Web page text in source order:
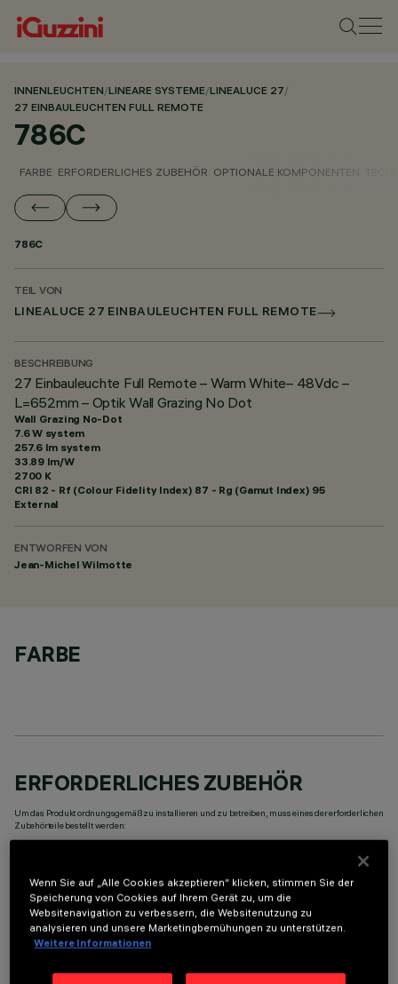
INNENLEUCHTEN/LINEARE SYSTEME/LINEALUCE 27/
27 EINBAULEUCHTEN FULL REMOTE
786C
FARBE ERFORDERLICHES ZUBEHÖR OPTIONALE KOMPONENTEN
786C
TEIL VON
LINEALUCE 27 EINBAULEUCHTEN FULL REMOTE
BESCHREIBUNG
27 Einbauleuchte Full Remote – Warm White– 48Vdc –
L=652mm – Optik Wall Grazing No Dot
Wall Grazing No-Dot
7.6 W system
257.6 lm system
33.89 lm/W
2700 K
CRI 82 - Rf (Colour Fidelity Index) 87 - Rg (Gamut Index) 95
External
ENTWORFEN VON
Jean-Michel Wilmotte
FARBE
ERFORDERLICHES ZUBEHÖR
Um das Produkt ordnungsgemäß zu installieren und zu betreiben, muss eines der erforderlichen
Zubehörteile bestellt werden:
OPTIONALE KOMPONENTEN
Wenn Sie auf „Alle Cookies akzeptieren“ klicken, stimmen Sie der
Speicherung von Cookies auf Ihrem Gerät zu, um die
Websitenavigation zu verbessern, die Websitenutzung zu
analysieren und unsere Marketingbemühungen zu unterstützen.
Weitere Informationen